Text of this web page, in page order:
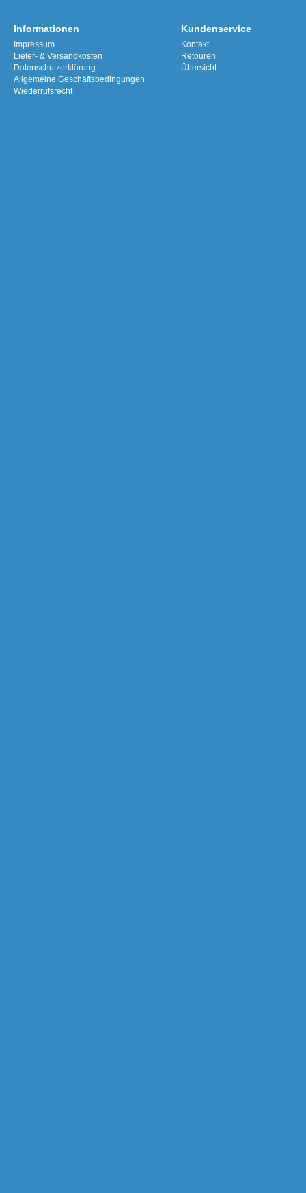
Informationen
Impressum
Liefer- & Versandkosten
Datenschutzerklärung
Allgemeine Geschäftsbedingungen
Wiederrufsrecht
Kundenservice
Kontakt
Retouren
Übersicht